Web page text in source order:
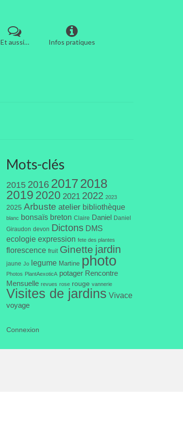
Et aussi… Infos pratiques
Mots-clés
2015 2016 20172018
2019 2020 2021 2022 2023
2025 Arbuste atelier bibliothèque
blanc bonsaïs breton Claire Daniel
Daniel
Giraudon devon Dictons DMS
ecologie expression fete des plantes
florescence fruit Ginette jardin
jaune Jo legume Martine photo
Photos PlantAexoticA potager Rencontre
Mensuelle revues rose rouge vannerie
Visites de jardins Vivace
voyage
Connexion